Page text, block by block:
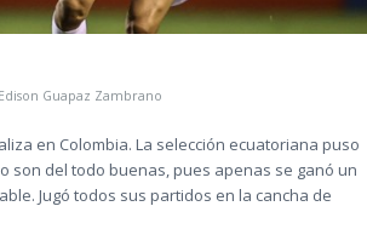
Edison Guapaz Zambrano
en Colombia. La selección ecuatoriana puso
son del todo buenas, pues apenas se ganó un
Jugó todos sus partidos en la cancha de